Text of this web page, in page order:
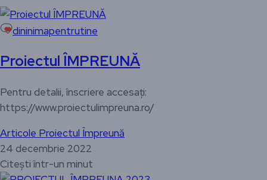
dininimapentrutine
Proiectul ÎMPREUNĂ
Pentru detalii, înscriere accesați:
https://www.proiectulimpreuna.ro/
Articole Proiectul Împreună
24 decembrie 2022
Citești într-un minut